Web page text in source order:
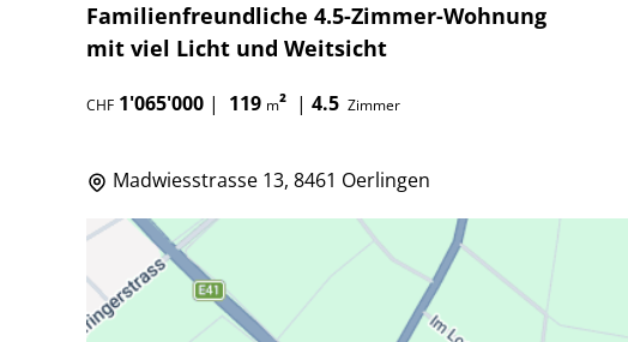
Familienfreundliche 4.5-Zimmer-Wohnung
mit viel Licht und Weitsicht
CHF 1'065'000 | 119 m² | 4.5 Zimmer
Madwiesstrasse 13, 8461 Oerlingen